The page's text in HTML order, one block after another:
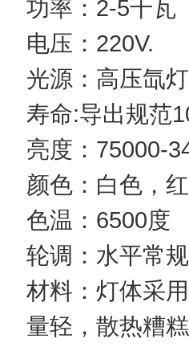
功率：2-5千瓦
电压：220V.
光源：高压氙
寿命:导出规范
亮度：75000-
颜色：白色，
色温：6500度
轮调：水平常
材料：灯体采
量轻，散热糟